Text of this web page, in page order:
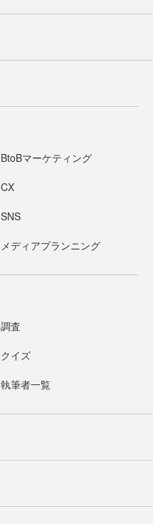
BtoBマーケティング
CX
SNS
メディアプランニング
調査
クイズ
執筆者一覧